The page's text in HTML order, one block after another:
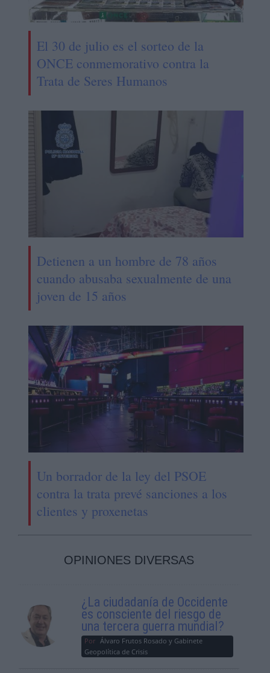
El 30 de julio es el sorteo de la
ONCE conmemorativo contra la
Trata de Seres Humanos
Detienen a un hombre de 78 años
cuando abusaba sexualmente de una
joven de 15 años
Un borrador de la ley del PSOE
contra la trata prevé sanciones a los
clientes y proxenetas
OPINIONES DIVERSAS
¿La ciudadanía de Occidente
es consciente del riesgo de
una tercera guerra mundial?
Por Álvaro Frutos Rosado y Gabinete
Geopolítica de Crisis